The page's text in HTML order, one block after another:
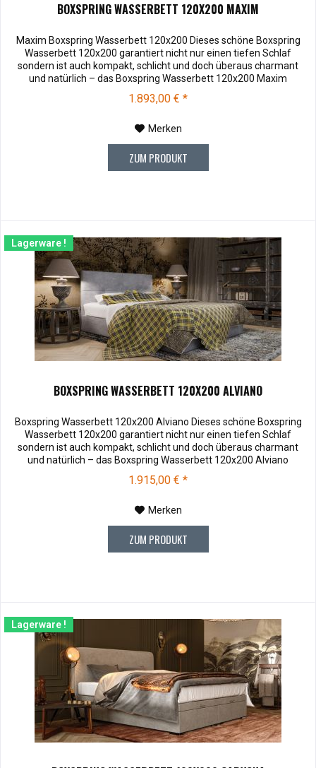
BOXSPRING WASSERBETT 120X200 MAXIM
Maxim Boxspring Wasserbett 120x200 Dieses schöne Boxspring
Wasserbett 120x200 garantiert nicht nur einen tiefen Schlaf
sondern ist auch kompakt, schlicht und doch überaus charmant
und natürlich – das Boxspring Wasserbett 120x200 Maxim
€ 10,00 zu Ihnen versendet werden. Bei Rücksendung werden
1.893,00 € *
Merken
ZUM PRODUKT
Lagerware !
BOXSPRING WASSERBETT 120X200 ALVIANO
Boxspring Wasserbett 120x200 Alviano Dieses schöne Boxspring
Wasserbett 120x200 garantiert nicht nur einen tiefen Schlaf
sondern ist auch kompakt, schlicht und doch überaus charmant
und natürlich – das Boxspring Wasserbett 120x200 Alviano
begeistert auf ganzer Linie.Stoffmuster können vor dem Kauf für
€ 10,00 zu Ihnen versendet werden. Bei Rücksendung werden
1.915,00 € *
Merken
ZUM PRODUKT
Lagerware !